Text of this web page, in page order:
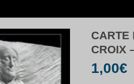
CARTE
CROIX
1,00€